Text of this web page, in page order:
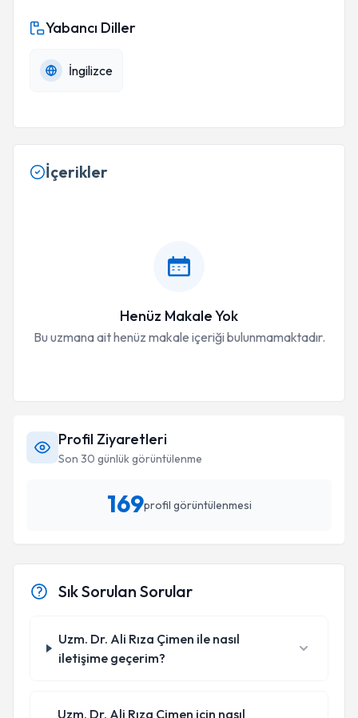
Yabancı Diller
İngilizce
İçerikler
Henüz Makale Yok
Bu uzmana ait henüz makale içeriği bulunmamaktadır.
Profil Ziyaretleri
Son 30 günlük görüntülenme
169profil görüntülenmesi
Sık Sorulan Sorular
Uzm. Dr. Ali Rıza Çimen ile nasıl
iletişime geçerim?
Uzm. Dr. Ali Rıza Çimen için nasıl